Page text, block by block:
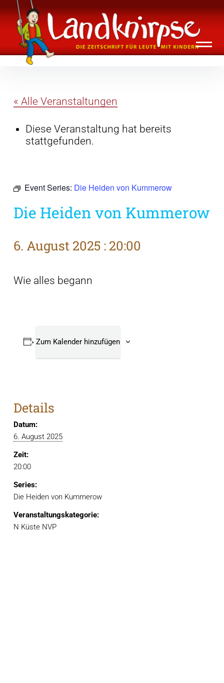
Inhalte
überspringen
Landknirpse – Die Zeitschrift für Leute
mit Kindern
« Alle Veranstaltungen
Diese Veranstaltung hat bereits
stattgefunden.
Event Series: Die Heiden von Kummerow
Die Heiden von Kummerow
6. August 2025 : 20:00
Wie alles begann
Zum Kalender hinzufügen
Details
Datum:
6. August 2025
Zeit:
20:00
Series:
Die Heiden von Kummerow
Veranstaltungskategorie:
N Küste NVP